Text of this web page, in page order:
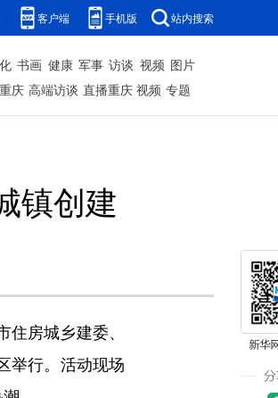
客户端 手机版 站内搜索
书画 健康 军事 访谈 视频 图片
庆 高端访谈 直播重庆 视频 专题
镇创建
房城乡建委、
举行。活动现场